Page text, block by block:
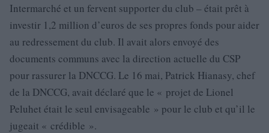
Intermarché et un fervent supporter du club – était prêt à
investir 1,2 million d’euros de ses propres fonds pour aider
au redressement du club. Il avait alors envoyé des
documents communs avec la direction actuelle du CSP
pour rassurer la DNCCG. Le 16 mai, Patrick Hianasy, chef
de la DNCCG, avait déclaré que le « projet de Lionel
Peluhet était le seul envisageable » pour le club et qu’il le
jugeait « crédible ».